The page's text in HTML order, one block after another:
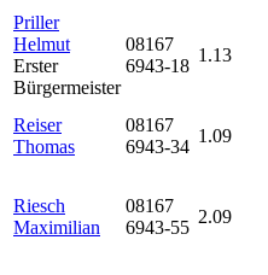
Priller
Helmut
Erster
Bürgermeister
08167
6943-18
1.13
Reiser
Thomas
08167
6943-34
1.09
Riesch
Maximilian
08167
6943-55
2.09